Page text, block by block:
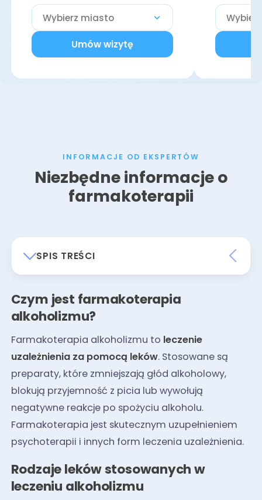
Umów wizytę
INFORMACJE OD EKSPERTÓW
Niezbędne informacje o
farmakoterapii
SPIS TREŚCI
Czym jest farmakoterapia
alkoholizmu?
Farmakoterapia alkoholizmu to leczenie
uzależnienia za pomocą leków. Stosowane są
preparaty, które zmniejszają głód alkoholowy,
blokują przyjemność z picia lub wywołują
negatywne reakcje po spożyciu alkoholu.
Farmakoterapia jest skutecznym uzupełnieniem
psychoterapii i innych form leczenia uzależnienia.
Rodzaje leków stosowanych w
leczeniu alkoholizmu